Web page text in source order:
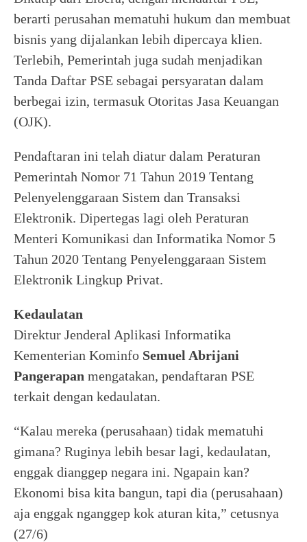
berarti perusahan mematuhi hukum dan membuat
bisnis yang dijalankan lebih dipercaya klien.
Terlebih, Pemerintah juga sudah menjadikan
Tanda Daftar PSE sebagai persyaratan dalam
berbegai izin, termasuk Otoritas Jasa Keuangan
(OJK).
Pendaftaran ini telah diatur dalam Peraturan
Pemerintah Nomor 71 Tahun 2019 Tentang
Pelenyelenggaraan Sistem dan Transaksi
Elektronik. Dipertegas lagi oleh Peraturan
Menteri Komunikasi dan Informatika Nomor 5
Tahun 2020 Tentang Penyelenggaraan Sistem
Elektronik Lingkup Privat.
Kedaulatan
Direktur Jenderal Aplikasi Informatika
Kementerian Kominfo Semuel Abrijani
Pangerapan mengatakan, pendaftaran PSE
terkait dengan kedaulatan.
“Kalau mereka (perusahaan) tidak mematuhi
gimana? Ruginya lebih besar lagi, kedaulatan,
enggak dianggep negara ini. Ngapain kan?
Ekonomi bisa kita bangun, tapi dia (perusahaan)
aja enggak nganggep kok aturan kita,” cetusnya
(27/6)